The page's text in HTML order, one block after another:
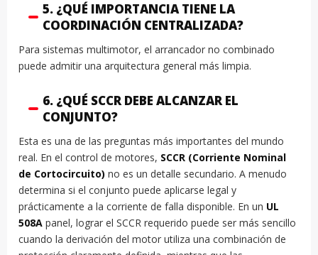
5. ¿QUÉ IMPORTANCIA TIENE LA
COORDINACIÓN CENTRALIZADA?
Para sistemas multimotor, el arrancador no combinado
puede admitir una arquitectura general más limpia.
6. ¿QUÉ SCCR DEBE ALCANZAR EL
CONJUNTO?
Esta es una de las preguntas más importantes del mundo
real. En el control de motores, SCCR (Corriente Nominal
de Cortocircuito) no es un detalle secundario. A menudo
determina si el conjunto puede aplicarse legal y
prácticamente a la corriente de falla disponible. En un UL
508A panel, lograr el SCCR requerido puede ser más sencillo
cuando la derivación del motor utiliza una combinación de